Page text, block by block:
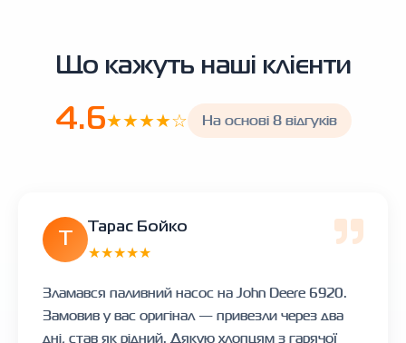
Що кажуть наші клієнти
4.6★★★★☆ На основі 8 відгуків
Тарас Бойко
★★★★★
Зламався паливний насос на John Deere 6920.
Замовив у вас оригінал — привезли через два
дні, став як рідний. Дякую хлопцям з гарячої